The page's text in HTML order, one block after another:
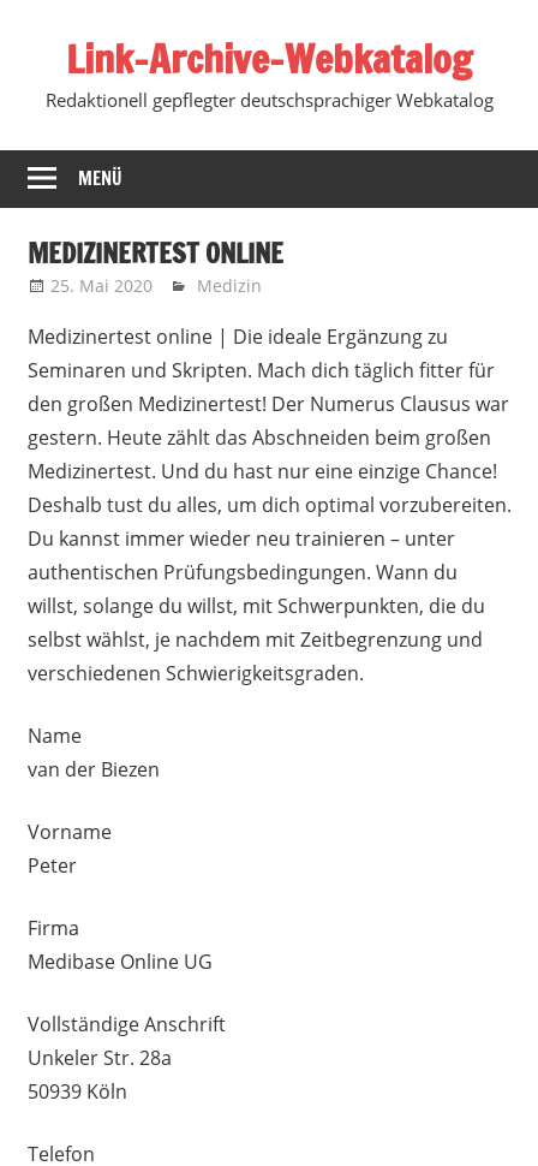
springenLink-Archive-Webkatalog
Redaktionell gepflegter deutschsprachiger Webkatalog
MENÜ
MEDIZINERTEST ONLINE
25. Mai 2020 Marko
Medizin
Medizinertest online | Die ideale Ergänzung zu
Seminaren und Skripten. Mach dich täglich fitter für
den großen Medizinertest! Der Numerus Clausus war
gestern. Heute zählt das Abschneiden beim großen
Medizinertest. Und du hast nur eine einzige Chance!
Deshalb tust du alles, um dich optimal vorzubereiten.
Du kannst immer wieder neu trainieren – unter
authentischen Prüfungsbedingungen. Wann du
willst, solange du willst, mit Schwerpunkten, die du
selbst wählst, je nachdem mit Zeitbegrenzung und
verschiedenen Schwierigkeitsgraden.
Name
van der Biezen
Vorname
Peter
Firma
Medibase Online UG
Vollständige Anschrift
Unkeler Str. 28a
50939 Köln
Telefon